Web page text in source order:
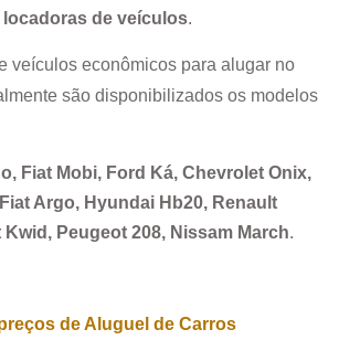
de veículos.
veículos econômicos para alugar no
são disponibilizados os modelos
Fiat Mobi, Ford Ká, Chevrolet Onix,
Argo, Hyundai Hb20, Renault
Peugeot 208, Nissam March.
de Aluguel de Carros